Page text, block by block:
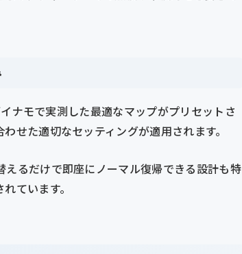
ナモで実測した最適なマップがプリセットさ
せた適切なセッティングが適用されます。
るだけで即座にノーマル復帰できる設計も特
ています。